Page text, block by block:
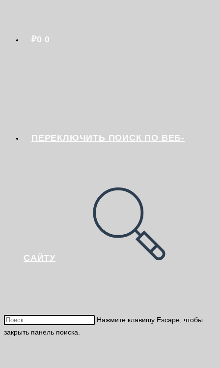
₽0 0
ПЕРЕКЛЮЧИТЬ ПОИСК ПО ВЕБ-
САЙТУ
Нажмите клавишу Escape, чтобы
закрыть панель поиска.